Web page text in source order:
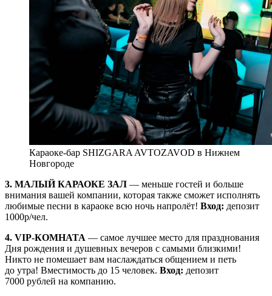
Караоке-бар SHIZGARA AVTOZAVOD в Нижнем
Новгороде
3. МАЛЫЙ КАРАОКЕ ЗАЛ — меньше гостей и больше
внимания вашей компании, которая также сможет исполнять
любимые песни в караоке всю ночь напролёт! Вход: депозит
1000р/чел.
4. VIP-КОМНАТА — самое лучшее место для празднования
Дня рождения и душевных вечеров с самыми близкими!
Никто не помешает вам наслаждаться общением и петь
до утра! Вместимость до 15 человек. Вход: депозит
7000 рублей на компанию.